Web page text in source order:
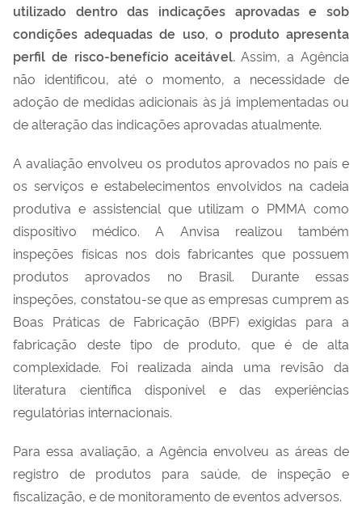
utilizado dentro das indicações aprovadas e sob
condições adequadas de uso, o produto apresenta
perfil de risco-benefício aceitável.Assim, a Agência
não identificou, até o momento, a necessidade de
adoção de medidas adicionais às já implementadas ou
de alteração das indicações aprovadas atualmente.
A avaliação envolveu os produtos aprovados no país e
os serviços e estabelecimentos envolvidos na cadeia
produtiva e assistencial que utilizam o PMMA como
dispositivo médico. A Anvisa realizou também
inspeções físicas nos dois fabricantes que possuem
produtos aprovados no Brasil. Durante essas
inspeções, constatou-se que as empresas cumprem as
Boas Práticas de Fabricação (BPF) exigidas para a
fabricação deste tipo de produto, que é de alta
complexidade. Foi realizada ainda uma revisão da
literatura científica disponível e das experiências
regulatórias internacionais.
Para essa avaliação, a Agência envolveu as áreas de
registro de produtos para saúde, de inspeção e
fiscalização, e de monitoramento de eventos adversos.